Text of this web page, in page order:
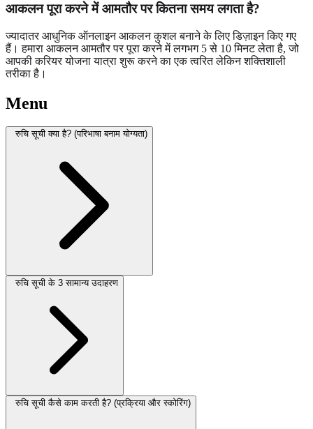
आकलन पूरा करने में आमतौर पर कितना समय लगता है?
ज्यादातर आधुनिक ऑनलाइन आकलन कुशल बनाने के लिए डिज़ाइन किए गए
हैं। हमारा आकलन आमतौर पर पूरा करने में लगभग 5 से 10 मिनट लेता है, जो
आपकी करियर योजना यात्रा शुरू करने का एक त्वरित लेकिन शक्तिशाली
तरीका है।
Menu
रुचि सूची क्या है? (परिभाषा बनाम योग्यता)
रुचि सूची के 3 सामान्य उदाहरण
रुचि सूची कैसे काम करती है? (प्रक्रिया और स्कोरिंग)